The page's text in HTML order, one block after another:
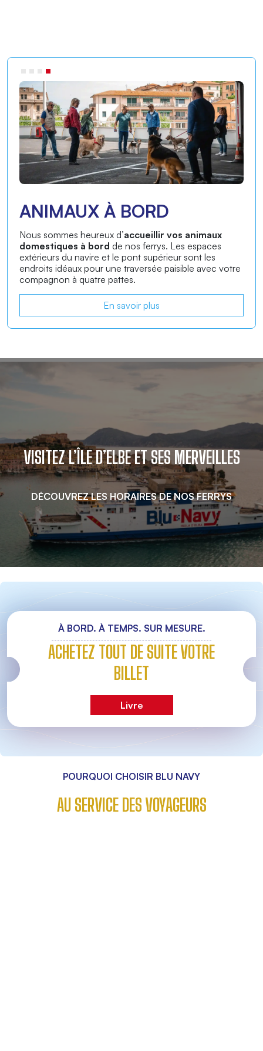
ASSISTANT À BORD
Notre service d’assistance à bord est conçu pour
rendre votre traversée en ferry plus agréable
à votre disposition pour vous fournir toutes les
informations dont vous avez besoin.
En savoir plus
VISITEZ L’ÎLE D’ELBE ET SES MERVEILLES
DÉCOUVREZ LES HORAIRES DE NOS FERRYS
À BORD. À TEMPS. SUR MESURE.
ACHETEZ TOUT DE SUITE VOTRE
BILLET
Livre
POURQUOI CHOISIR BLU NAVY
AU SERVICE DES VOYAGEURS